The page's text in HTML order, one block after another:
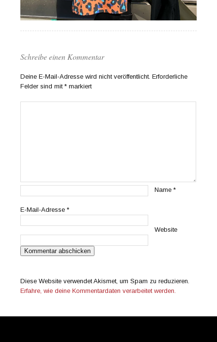
Schreibe einen Kommentar
Deine E-Mail-Adresse wird nicht veröffentlicht. Erforderliche
Felder sind mit* markiert
Name*
E-Mail-Adresse*
Website
Diese Website verwendet Akismet, um Spam zu reduzieren.
Erfahre, wie deine Kommentardaten verarbeitet werden.